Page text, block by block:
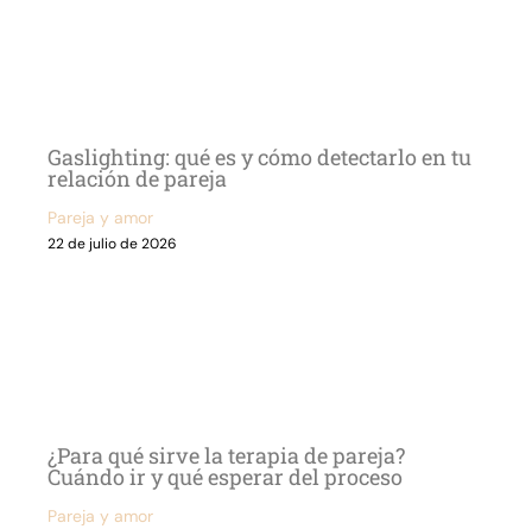
Gaslighting: qué es y cómo detectarlo en tu
relación de pareja
Pareja y amor
22 de julio de 2026
¿Para qué sirve la terapia de pareja?
Cuándo ir y qué esperar del proceso
Pareja y amor